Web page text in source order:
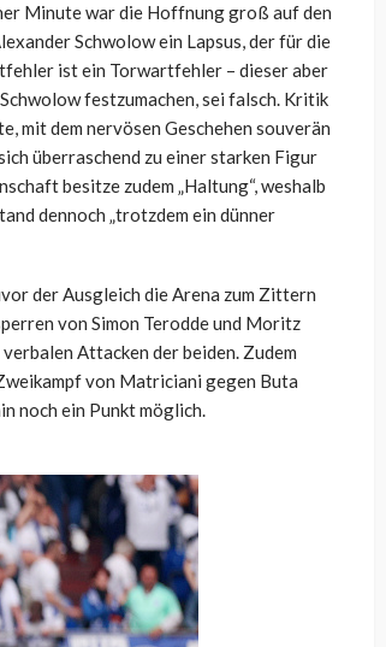
Minute war die Hoffnung groß auf den
Schwolow ein Lapsus, der für die
ist ein Torwartfehler – dieser aber
festzumachen, sei falsch. Kritik
mit dem nervösen Geschehen souverän
überraschend zu einer starken Figur
besitze zudem „Haltung“, weshalb
dennoch „trotzdem ein dünner
der Ausgleich die Arena zum Zittern
von Simon Terodde und Moritz
Attacken der beiden. Zudem
von Matriciani gegen Buta
noch ein Punkt möglich.